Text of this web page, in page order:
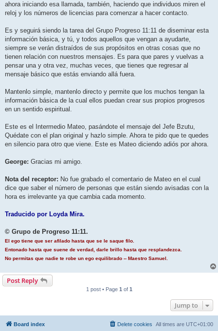
ahora iniciando esa llamada, también, haciendo que individuos miren el
reloj y los números de licencias para comenzar a hacer contacto.
Es y seguirá siendo la tarea del Grupo Progreso 11:11 de diseminar esta
información básica, y tú, y todos aquellos que vengan a ayudarte,
siempre se verán distraídos de sus propósitos en otras cosas que no
tienen relación con nuestros mensajes. Es para que pares y vuelvas a
pensar una y otra vez, muchas veces, que tienes que regresar al
mensaje básico que estás enviando allá fuera.
Mantenlo simple, mantenlo directo y permite que los muchos tengan la
información básica de la cual ellos puedan crear sus propios progresos
en un sentido espiritual.
Este es el Intermedio Mateo, pasándote el mensaje del Jefe Bzutu,
Quédate con el plan original y hazlo simple. Ahora te pido que te quedes
en silencio para otro que viene. Este es Mateo diciendo adiós por ahora.
George: Gracias mi amigo.
Nota del receptor: No fue grabado el comentario de Mateo en el cual
dice que saber el número de personas que están siendo avisadas con la
hora es irrelevante ya que cambia cada momento.
Traducido por Loyda Mira.
© Grupo de Progreso 11:11.
El ego tiene que ser afilado hasta que se le saque filo.
Entonado hasta que suene de verdad, darle brillo hasta que resplandezca.
No permitas que nadie te robe un ego equilibrado -- Maestro Samuel.
Post Reply
1 post • Page 1 of 1
Jump to
Board index All times are UTC+01:00
Delete cookies